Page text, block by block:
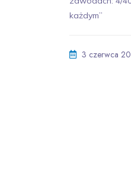
każdym”
3 czerwca